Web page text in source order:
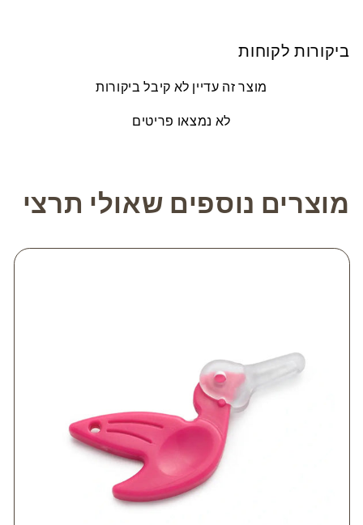
ביקורות לקוחות
מוצר זה עדיין לא קיבל ביקורות
לא נמצאו פריטים
מוצרים נוספים שאולי תרצי